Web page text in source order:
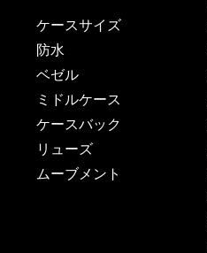
ケースサイズ
防水
ベゼル
ミドルケース
ケースバック
リューズ
ムーブメント